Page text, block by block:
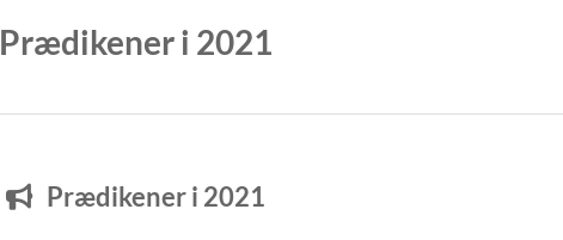
Prædikener i 2021
Prædikener i 2021